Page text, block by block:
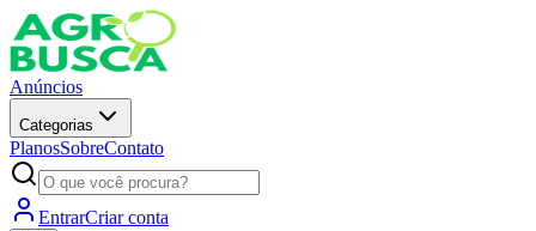
Anúncios
Categorias
PlanosSobreContato
EntrarCriar conta